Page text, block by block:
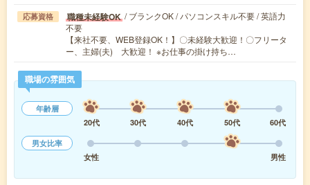
応募資格 職種未経験OK / ブランクOK / パソコンスキル不要 / 英語力
不要
【来社不要、WEB登録OK！】〇未経験大歓迎！〇フリータ
ー、主婦(夫) 大歓迎！ ※お仕事の掛け持ち…
職場の雰囲気
年齢層
20代
30代 40代 50代
60代
男女比率
女性
男性